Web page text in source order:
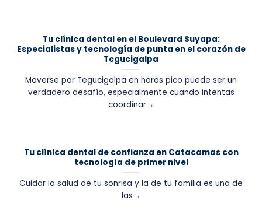
Tu clínica dental en el Boulevard Suyapa:
Especialistas y tecnología de punta en el corazón de
Tegucigalpa
Moverse por Tegucigalpa en horas pico puede ser un
verdadero desafío, especialmente cuando intentas
coordinar→
Tu clínica dental de confianza en Catacamas con
tecnología de primer nivel
Cuidar la salud de tu sonrisa y la de tu familia es una de
las→